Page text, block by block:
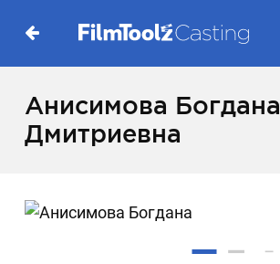
Анисимова Богдана
Дмитриевна